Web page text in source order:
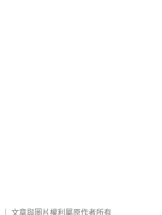
文章與圖片權利屬原作者所有